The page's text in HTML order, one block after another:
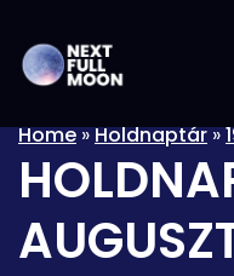
Home»Holdnaptár»